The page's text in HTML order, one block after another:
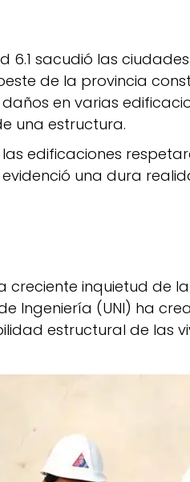
sacudió las
de la provincia
daños en varias
una estructura.
edificaciones
una dura
inquietud de
Ingeniería (UNI) ha
estructural de las